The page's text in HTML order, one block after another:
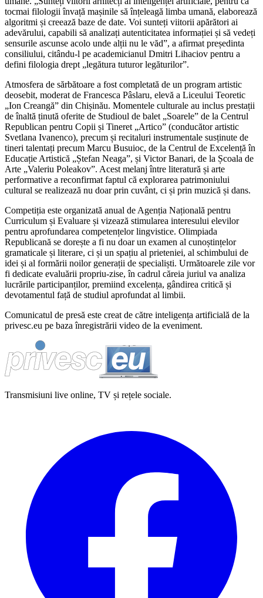
tocmai filologii învață mașinile să înțeleagă limba umană, elaborează
algoritmi și creează baze de date. Voi sunteți viitorii apărători ai
adevărului, capabili să analizați autenticitatea informației și să vedeți
sensurile ascunse acolo unde alții nu le văd”, a afirmat președinta
consiliului, citându-l pe academicianul Dmitri Lihaciov pentru a
defini filologia drept „legătura tuturor legăturilor”.
Atmosfera de sărbătoare a fost completată de un program artistic
deosebit, moderat de Francesca Pâslaru, elevă a Liceului Teoretic
„Ion Creangă” din Chișinău. Momentele culturale au inclus prestații
de înaltă ținută oferite de Studioul de balet „Soarele” de la Centrul
Republican pentru Copii și Tineret „Artico” (conducător artistic
Svetlana Ivanenco), precum și recitaluri instrumentale susținute de
tineri talentați precum Marcu Busuioc, de la Centrul de Excelență în
Educație Artistică „Ștefan Neaga”, și Victor Banari, de la Școala de
Arte „Valeriu Poleakov”. Acest melanj între literatură și arte
performative a reconfirmat faptul că explorarea patrimoniului
cultural se realizează nu doar prin cuvânt, ci și prin muzică și dans.
Competiția este organizată anual de Agenția Națională pentru
Curriculum și Evaluare și vizează stimularea interesului elevilor
pentru aprofundarea competențelor lingvistice. Olimpiada
Republicană se dorește a fi nu doar un examen al cunoștințelor
gramaticale și literare, ci și un spațiu al prieteniei, al schimbului de
idei și al formării noilor generații de specialiști. Următoarele zile vor
fi dedicate evaluării propriu-zise, în cadrul căreia juriul va analiza
lucrările participanților, premiind excelența, gândirea critică și
devotamentul față de studiul aprofundat al limbii.
Comunicatul de presă este creat de către inteligența artificială de la
privesc.eu pe baza înregistrării video de la eveniment.
Transmisiuni live online, TV și rețele sociale.